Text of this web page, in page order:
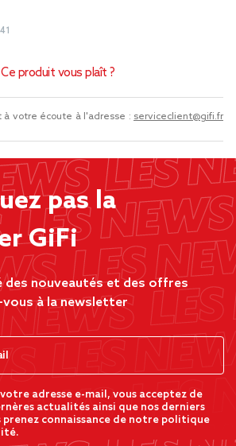
Ce produit vous plaît ?
votre écoute à l'adresse : serviceclient@gifi.fr
pas la
GiFi
des nouveautés et des offres
à la newsletter
adresse e-mail, vous acceptez de
actualités ainsi que nos derniers
connaissance de notre politique